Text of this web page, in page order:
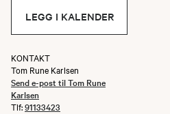
LEGG I KALENDER
KONTAKT
Tom Rune Karlsen
Send e-post til Tom Rune
Karlsen
Tlf:91133423